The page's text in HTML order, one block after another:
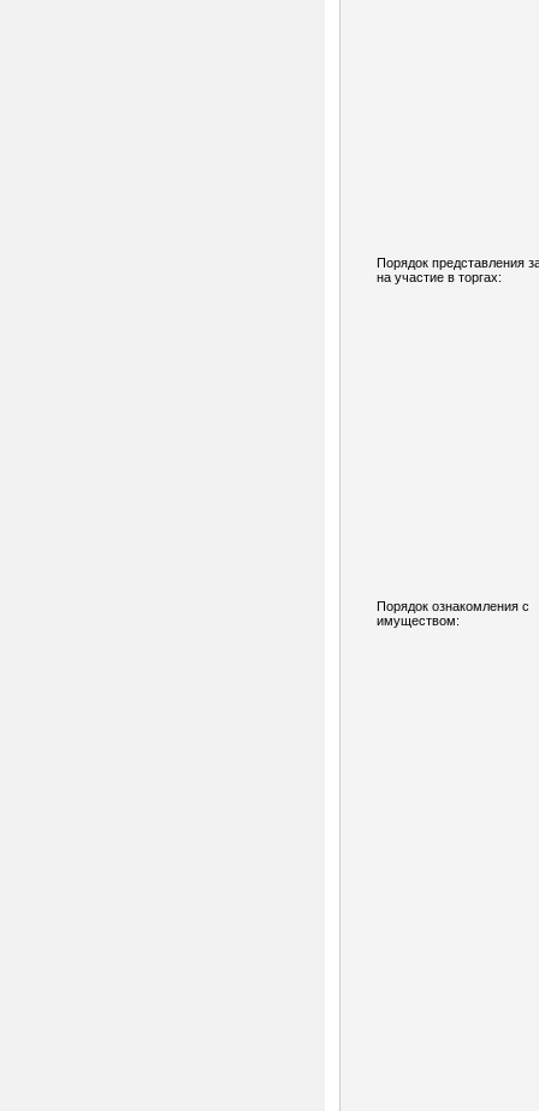
Порядок представления
на участие в торгах:
Порядок ознакомления с
имуществом: